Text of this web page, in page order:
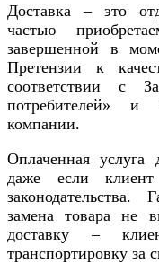
Доставка – это
частью
завершенной в
Претензии к
соответствии с
потребителей» и
компании.
Оплаченная услуга
даже если
законодательства.
замена товара не
доставку –
транспортировку за